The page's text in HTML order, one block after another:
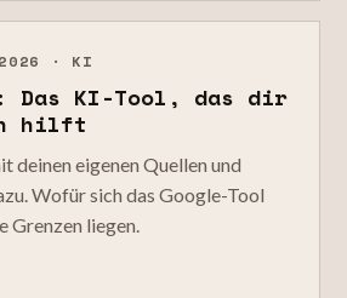
· KI
Das KI-Tool, das dir
hilft
deinen eigenen Quellen und
Wofür sich das Google-Tool
Grenzen liegen.